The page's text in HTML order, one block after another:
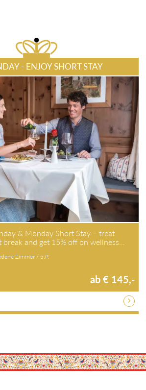
- ENJOY SHORT STAY
& Monday Short Stay – treat
and get 15% off on wellness…
Zimmer / p.P.
ab € 145,-